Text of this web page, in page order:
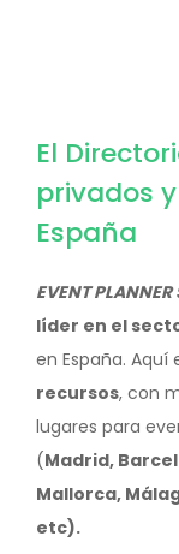
El
privados
España
EVENT PLANNER
líder en el
en España.
recursos, con
lugares para
(Madrid,
Mallorca,
etc).